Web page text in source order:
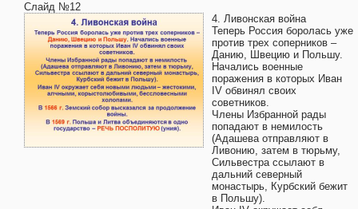
Слайд №12
4. Ливонская война
Теперь Россия боролась уже
против трех соперников –
Данию, Швецию и Польшу.
Начались военные
поражения в которых Иван
IV обвинял своих
советников.
Члены Избранной рады
попадают в немилость
(Адашева отправляют в
Ливонию, затем в тюрьму,
Сильвестра ссылают в
дальний северный
монастырь, Курбский бежит
в Польшу).